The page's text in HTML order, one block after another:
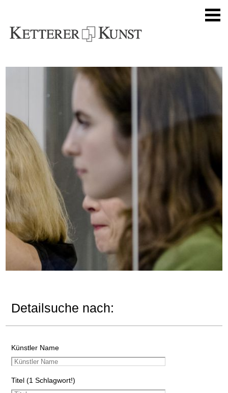
Detailsuche nach:
Künstler Name
Titel (1 Schlagwort!)